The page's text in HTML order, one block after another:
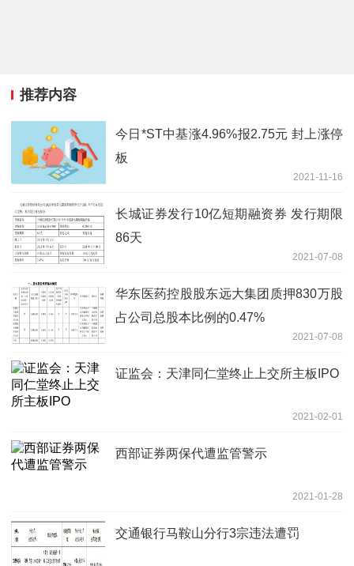
推荐内容
今日*ST中基涨4.96%报2.75元 封上涨停
板
2021-11-16
长城证券发行10亿短期融资券 发行期限
86天
2021-07-08
华东医药控股股东远大集团质押830万股
占公司总股本比例的0.47%
2021-07-08
证监会：天津同仁堂终止上交所主板IPO
2021-02-01
西部证券两保代遭监管警示
2021-01-28
交通银行马鞍山分行3宗违法遭罚